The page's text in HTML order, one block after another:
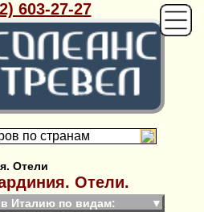
603-27-27
по странам
Отели
Отели.
Италию по видам:
▼